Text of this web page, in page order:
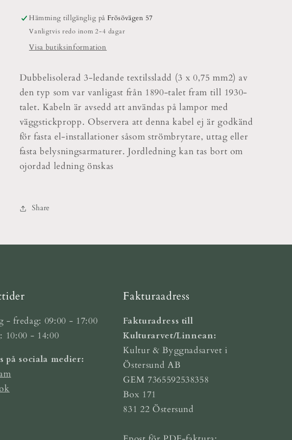
Hämtning tillgänglig på Frösövägen 57
Vanligtvis redo inom 2-4 dagar
Visa butiksinformation
Dubbelisolerad 3-ledande textilssladd (3 x 0,75 mm2) av
den typ som var vanligast från 1890-talet fram till 1930-
talet. Kabeln är avsedd att användas på lampor med
väggstickpropp. Observera att denna kabel ej är godkänd
för fasta el-installationer såsom strömbrytare, uttag eller
fasta belysningsarmaturer. Jordledning kan tas bort om
ojordad ledning önskas
Share
- fredag: 09:00 - 17:00
10:00 - 14:00
på sociala medier:
Fakturaadress
Fakturadress till
Kulturarvet/Linnean:
Kultur & Byggnadsarvet i
Östersund AB
GEM 7365592538358
Box 171
831 22 Östersund